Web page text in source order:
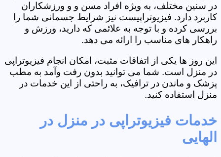
در سنین مختلف، به ویژه افراد مسن و و ورزشکاران
کاربرد دارد. فیزیوتراپیست نیز شرایط جسمانی شما را
بررسی کرده و با توجه به علائمی که دارید، ورزش و
راهکار های مناسب را ارائه می دهد.
این روز ها یکی از اتفاقات مثبت، امکان انجام فیزیوتراپی
در منزل است. شما می توانید بدون رفت وآمد به مطب
پزشک و ماندن در ترافیک، به راحتی از این خدمات در
منزل استفاده کنید.
خدمات فیزیوتراپی در منزل در
الهایی